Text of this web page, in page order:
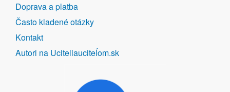
Doprava a platba
Často kladené otázky
Kontakt
Autori na Uciteliauciteĺom.sk